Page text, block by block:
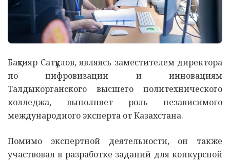
Бақтияр Сатқұлов, являясь заместителем директора
по цифровизации и инновациям
Талдыкорганского высшего политехнического
колледжа, выполняет роль независимого
международного эксперта от Казахстана.
Помимо экспертной деятельности, он также
участвовал в разработке заданий для конкурсной